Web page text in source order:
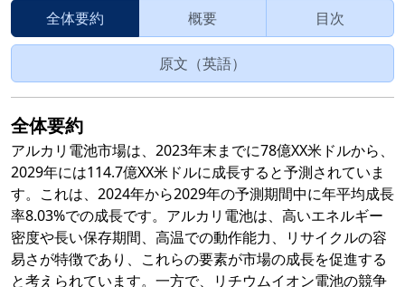
全体要約 概要 目次
原文（英語）
全体要約
アルカリ電池市場は、2023年末までに78億XX米ドルから、
2029年には114.7億XX米ドルに成長すると予測されていま
す。これは、2024年から2029年の予測期間中に年平均成長
率8.03%での成長です。アルカリ電池は、高いエネルギー
密度や長い保存期間、高温での動作能力、リサイクルの容
易さが特徴であり、これらの要素が市場の成長を促進する
と考えられています。一方で、リチウムイオン電池の競争